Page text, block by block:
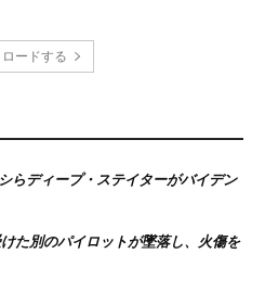
ードする
らディープ・ステイターがバイデン
た別のパイロットが墜落し、火傷を